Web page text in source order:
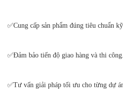
✅Cung cấp sản phẩm đúng tiêu chuẩn
✅Đảm bảo tiến độ giao hàng và thi công.
✅Tư vấn giải pháp tối ưu cho từng dự